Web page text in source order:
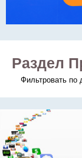
Раздел
Фильтровать по